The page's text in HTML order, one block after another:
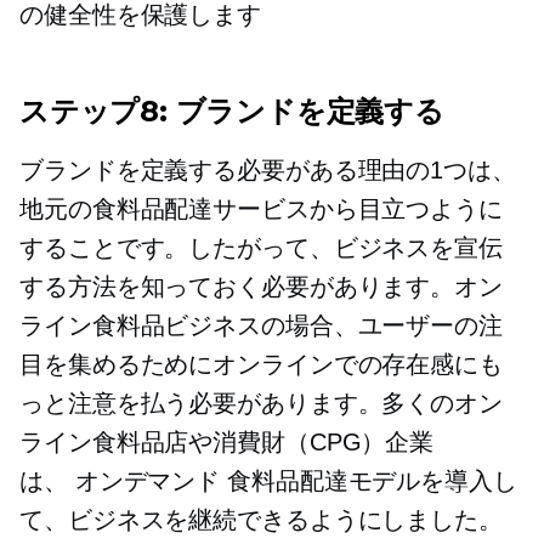
の健全性を保護します
ステップ8: ブランドを定義する
ブランドを定義する必要がある理由の1つは、
地元の食料品配達サービスから目立つように
することです。したがって、ビジネスを宣伝
する方法を知っておく必要があります。オン
ライン食料品ビジネスの場合、ユーザーの注
目を集めるためにオンラインでの存在感にも
っと注意を払う必要があります。多くのオン
ライン食料品店や消費財（CPG）企業
は、 オンデマンド 食料品配達モデルを導入し
て、ビジネスを継続できるようにしました。